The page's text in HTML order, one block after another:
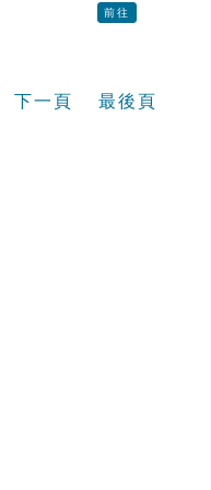
前往
下一頁 最後頁